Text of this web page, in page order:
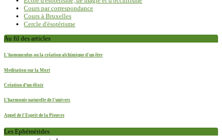
Cours par correspondance
Cours à Bruxelles
Cercle d'ésotérisme
Au fil des articles
L'homunculus ou la création alchimique d'un être
Meditation sur la Mort
Création d’un élixir
L’harmonie naturelle de l’univers
Appel de l'Esprit de la Pieuvre
Les Ephémérides